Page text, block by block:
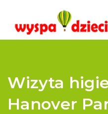
Wizyta
Hanover